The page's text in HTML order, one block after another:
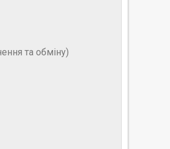
та обміну)